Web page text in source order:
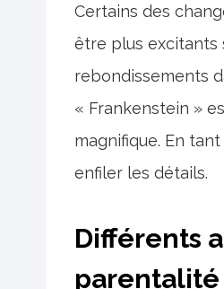
Certains des
être plus excitants
rebondissements
« Frankenstein »
magnifique. En
enfiler les détails.
Différents
parentalité